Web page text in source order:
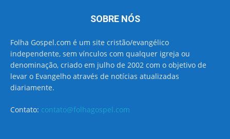
SOBRE NÓS
Folha Gospel.com é um site cristão/evangélico
independente, sem vínculos com qualquer igreja ou
denominação, criado em julho de 2002 com o objetivo de
levar o Evangelho através de notícias atualizadas
diariamente.
Contato: contato@folhagospel.com